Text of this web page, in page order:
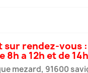
sur rendez-vous
8h a 12h et de
mezard, 91600